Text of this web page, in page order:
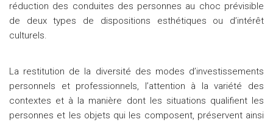
réduction des conduites des personnes au choc prévisible
de deux types de dispositions esthétiques ou d’intérêt
culturels.
La restitution de la diversité des modes d’investissements
personnels et professionnels, l’attention à la variété des
contextes et à la manière dont les situations qualifient les
personnes et les objets qui les composent, préservent ainsi